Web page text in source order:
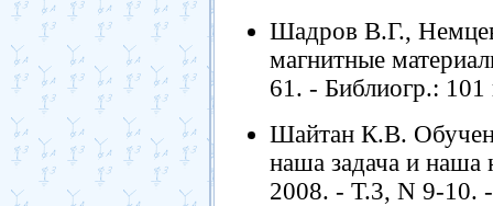
Шадров В.Г.,
магнитные
61. - Библиогр.: 101
Шайтан К.В.
наша задача и наша
2008. - Т.3, N 9-10.